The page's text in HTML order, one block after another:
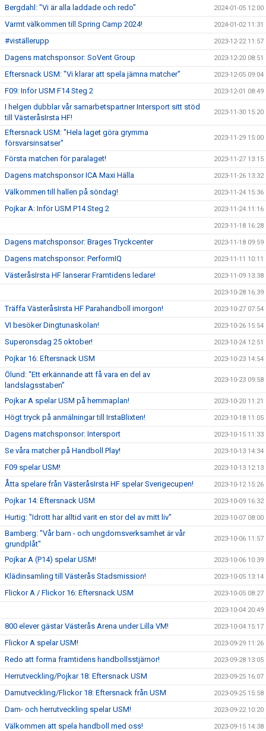
Bergdahl: "Vi är alla laddade och redo" 2024-01-05 12:00
Varmt välkommen till Spring Camp 2024! 2024-01-02 11:31
#viställerupp 2023-12-22 11:57
Dagens matchsponsor: SoVent Group 2023-12-20 08:51
Eftersnack USM: "Vi klarar att spela jämna matcher" 2023-12-05 09:04
F09: Inför USM F14 Steg 2 2023-12-01 08:49
I helgen dubblar vår samarbetspartner Intersport sitt stöd
till VästeråsIrsta HF!
2023-11-30 15:20
Eftersnack USM: "Hela laget göra grymma
försvarsinsatser"
2023-11-29 15:00
Första matchen för paralaget! 2023-11-27 13:15
Dagens matchsponsor ICA Maxi Hälla 2023-11-26 13:32
Välkommen till hallen på söndag! 2023-11-24 15:36
Pojkar A: Inför USM P14 Steg 2 2023-11-24 11:16
2023-11-18 16:28
Dagens matchsponsor: Brages Tryckcenter 2023-11-18 09:59
Dagens matchsponsor: PerformIQ 2023-11-11 10:11
VästeråsIrsta HF lanserar Framtidens ledare! 2023-11-09 13:38
2023-10-28 16:39
Träffa VästeråsIrsta HF Parahandboll imorgon! 2023-10-27 07:54
VI besöker Dingtunaskolan! 2023-10-26 15:54
Superonsdag 25 oktober! 2023-10-24 12:51
Pojkar 16: Eftersnack USM 2023-10-23 14:54
Ölund: “Ett erkännande att få vara en del av
landslagsstaben”
2023-10-23 09:58
Pojkar A spelar USM på hemmaplan! 2023-10-20 11:21
Högt tryck på anmälningar till IrstaBlixten! 2023-10-18 11:05
Dagens matchsponsor: Intersport 2023-10-15 11:33
Se våra matcher på Handboll Play! 2023-10-13 14:34
F09 spelar USM! 2023-10-13 12:13
Åtta spelare från VästeråsIrsta HF spelar Sverigecupen! 2023-10-12 15:26
Pojkar 14: Eftersnack USM 2023-10-09 16:32
Hurtig: "Idrott har alltid varit en stor del av mitt liv" 2023-10-07 08:00
Bamberg: "Vår barn - och ungdomsverksamhet är vår
grundplåt"
2023-10-06 11:57
Pojkar A (P14) spelar USM! 2023-10-06 10:39
Klädinsamling till Västerås Stadsmission! 2023-10-05 13:14
Flickor A / Flickor 16: Eftersnack USM 2023-10-05 08:27
2023-10-04 20:49
800 elever gästar Västerås Arena under Lilla VM! 2023-10-04 15:17
Flickor A spelar USM! 2023-09-29 11:26
Redo att forma framtidens handbollsstjärnor! 2023-09-28 13:05
Herrutveckling/Pojkar 18: Eftersnack USM 2023-09-25 16:07
Damutveckling/Flickor 18: Eftersnack från USM 2023-09-25 15:58
Dam- och herrutveckling spelar USM! 2023-09-22 10:20
Välkommen att spela handboll med oss! 2023-09-15 14:38